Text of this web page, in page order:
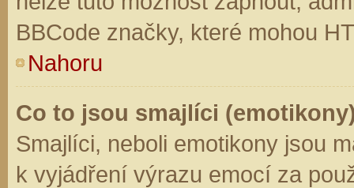
BBCode značky, které mohou
Nahoru
Co to jsou smajlíci
Smajlíci, neboli emotikony jsou
k vyjádření výrazu emocí za